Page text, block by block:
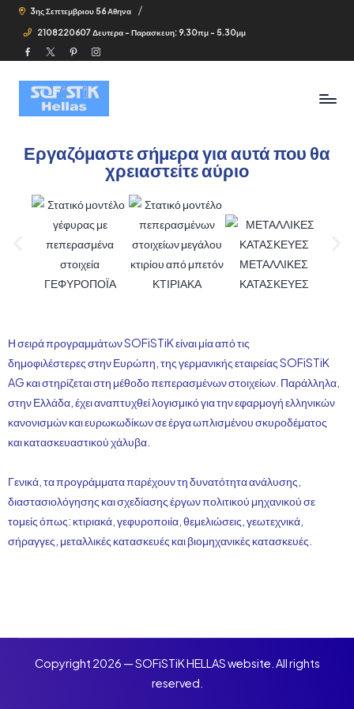
3ης Σεπτεμβριου 56 Αθηνα
2108220607 Δευτερα - Παρασκευη: 9.30πμ - 5.30μμ
Εργαζόμαστε σήμερα για αυτά που θα
χρειαστείτε αύριο
ΓΕΦΥΡΟΠΟΪΑ ΚΤΙΡΙΑΚΑ
ΜΕΤΑΛΛΙΚΕΣ
ΚΑΤΑΣΚΕΥΕΣ
Η σειρά προγραμμάτων SOFiSTiK είναι μία από τις
δημοφιλέστερες στην Ευρώπη, της γερμανικής εταιρείας SOFiSTiK
AG και στηρίζεται στη μέθοδο πεπερασμένων στοιχείων. Παράλληλα,
στην Ελλάδα, έχει αναπτυχθεί λογισμικό για την εφαρμογή ελληνικών
κανονισμών και ευρωκωδίκων σε έργα ωπλισμένου σκυροδέματος
και κατασκευαστικού χάλυβα.
Γενικά, τα προγράμματα παρέχουν τη δυνατότητα ανάλυσης,
διαστασιολόγησης και σχεδίασης έργων πολιτικού μηχανικού σε
τομείς όπως: κτιριακά, γεφυροποιία, θεμελιώσεις, γεωτεχνικά,
σήραγγες, μεταλλικές κατασκευές και βιομηχανικές κατασκευές.
Copyright 2026 — SOFiSTiK HELLAS website. All rights
reserved.